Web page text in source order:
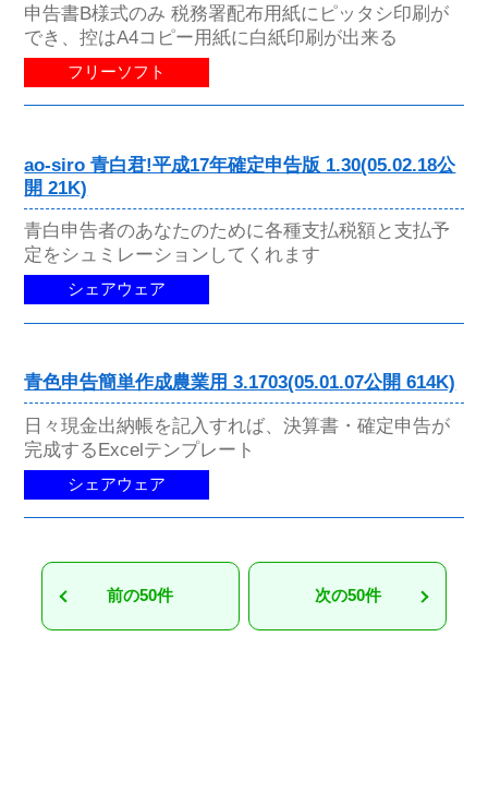
申告書B様式のみ 税務署配布用紙にピッタシ印刷が
でき、控はA4コピー用紙に白紙印刷が出来る
フリーソフト
ao-siro 青白君!平成17年確定申告版 1.30(05.02.18公
開 21K)
青白申告者のあなたのために各種支払税額と支払予
定をシュミレーションしてくれます
シェアウェア
青色申告簡単作成農業用 3.1703(05.01.07公開 614K)
日々現金出納帳を記入すれば、決算書・確定申告が
完成するExcelテンプレート
シェアウェア
前の50件 次の50件